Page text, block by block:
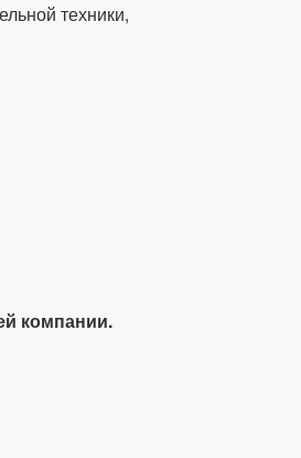
техники,
компании.